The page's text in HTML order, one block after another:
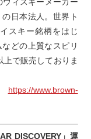
日本法人。世界ト
スキー銘柄をはじ
どの上質なスピリ
上で販売しておりま
https://www.brown-
DISCOVERY」運